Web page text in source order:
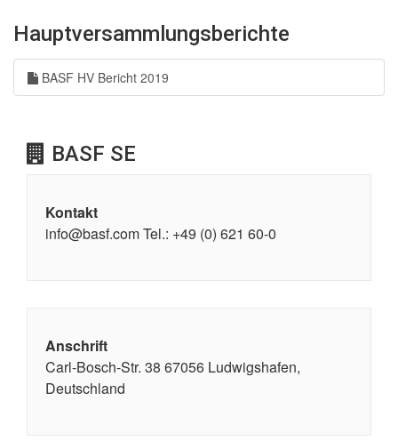
Hauptversammlungsberichte
BASF HV Bericht 2019
BASF SE
Kontakt
info@basf.com Tel.: +49 (0) 621 60-0
Anschrift
Carl-Bosch-Str. 38 67056 Ludwigshafen,
Deutschland